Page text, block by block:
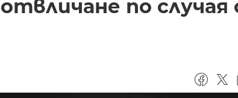
по случая